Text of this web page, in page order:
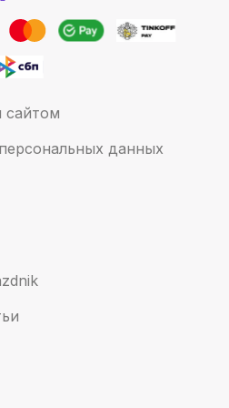
сайтом
данных